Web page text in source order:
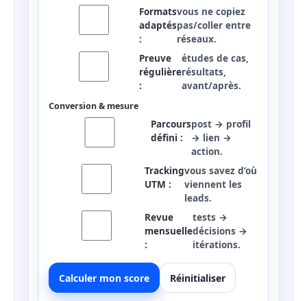
Formats
adaptés
:
vous ne copiez
pas/coller entre
réseaux.
Preuve
régulière
:
études de cas,
résultats,
avant/après.
Conversion & mesure
Parcours
défini :
post → profil
→ lien →
action.
Tracking
UTM :
vous savez d’où
viennent les
leads.
Revue
mensuelle
:
tests →
décisions →
itérations.
Calculer mon score Réinitialiser